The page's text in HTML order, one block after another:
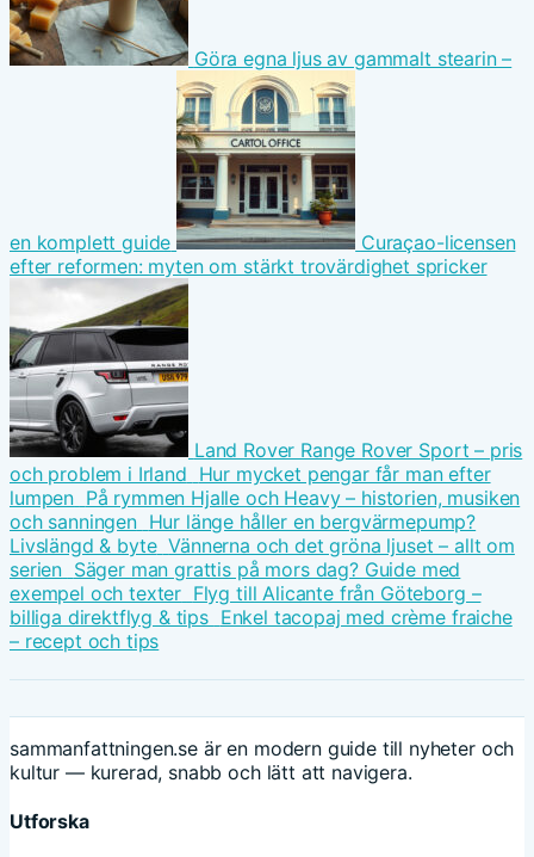
Göra egna ljus av gammalt stearin –
en komplett guide
Curaçao-licensen
efter reformen: myten om stärkt trovärdighet spricker
Land Rover Range Rover Sport – pris
och problem i Irland Hur mycket pengar får man efter
lumpen På rymmen Hjalle och Heavy – historien, musiken
och sanningen Hur länge håller en bergvärmepump?
Livslängd & byte Vännerna och det gröna ljuset – allt om
serien Säger man grattis på mors dag? Guide med
exempel och texter Flyg till Alicante från Göteborg –
billiga direktflyg & tips Enkel tacopaj med crème fraiche
– recept och tips
sammanfattningen.se är en modern guide till nyheter och
kultur — kurerad, snabb och lätt att navigera.
Utforska